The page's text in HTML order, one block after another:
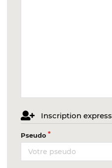
Inscription express
Pseudo